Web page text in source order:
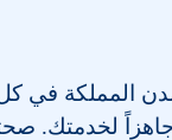
المملكة في
جاهزاً لخدمتك.